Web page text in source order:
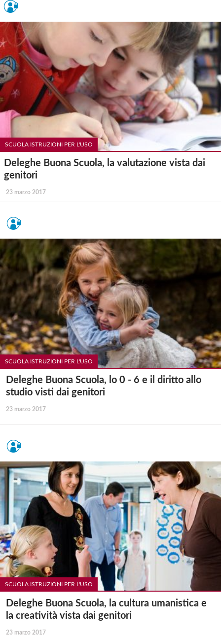
SCUOLA ISTRUZIONI PER L'USO
Deleghe Buona Scuola, la valutazione vista dai
genitori
23 marzo 2017
SCUOLA ISTRUZIONI PER L'USO
Deleghe Buona Scuola, lo 0 - 6 e il diritto allo
studio visti dai genitori
23 marzo 2017
SCUOLA ISTRUZIONI PER L'USO
Deleghe Buona Scuola, la cultura umanistica e
la creatività vista dai genitori
23 marzo 2017